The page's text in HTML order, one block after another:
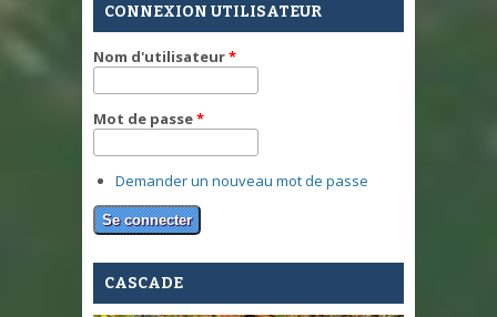
CONNEXION UTILISATEUR
Nom d'utilisateur*
Mot de passe*
Demander un nouveau mot de passe
CASCADE